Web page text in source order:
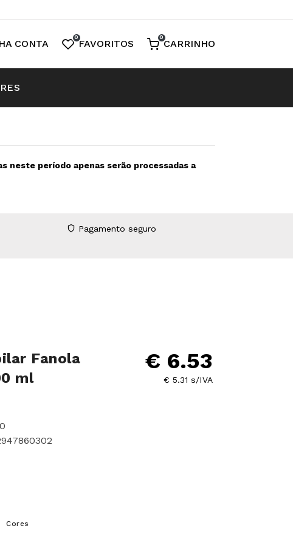
CONTA
0
FAVORITOS
0
CARRINHO
neste período apenas serão processadas a
Pagamento seguro
Fanola
ml
€ 6.53
€ 5.31 s/IVA
Cores